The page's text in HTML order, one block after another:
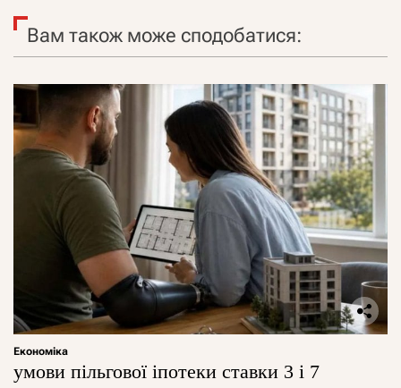
Вам також може сподобатися:
Економіка
умови пільгової іпотеки ставки 3 і 7